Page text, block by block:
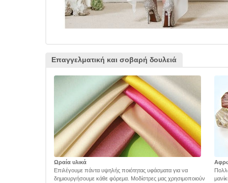
Επαγγελματική και σοβαρή δουλειά
Ωραία υλικά
Επιλέγουμε πάντα υψηλής ποιότητας υφάσματα για να
δημιουργήσουμε κάθε φόρεμα. Μοδίστρες μας χρησιμοποιούν